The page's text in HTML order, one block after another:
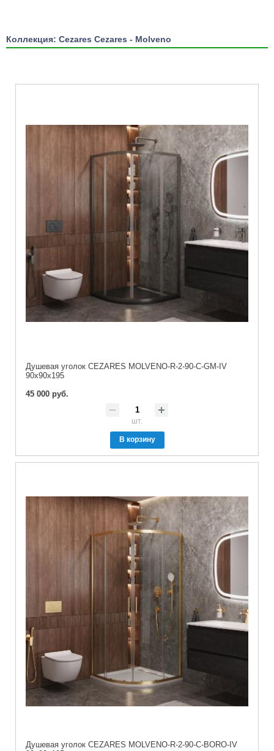
Коллекция: Cezares Cezares - Molveno
Душевая уголок CEZARES MOLVENO-R-2-90-C-GM-IV
90x90x195
45 000 руб.
шт.
В корзину
Душевая уголок CEZARES MOLVENO-R-2-90-C-BORO-IV